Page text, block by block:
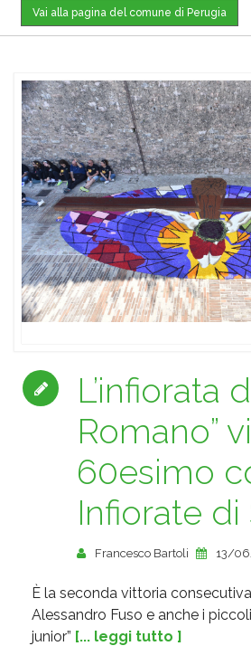
Vai alla pagina del comune di Perugia
L’infiorata
Romano”
60esimo
Infiorate
Francesco Bartoli 13/
È la seconda vittoria
Alessandro Fuso e anche i
junior” [... leggi tutto ]